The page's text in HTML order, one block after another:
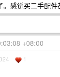
。感觉买二手配
+08:00
1